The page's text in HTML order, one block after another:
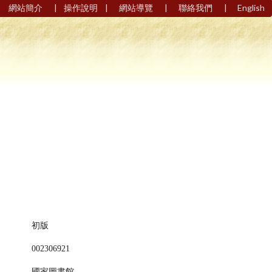
網站簡介 | 操作說明 | 網站導覽 | 聯絡我們 | English
初版
002306921